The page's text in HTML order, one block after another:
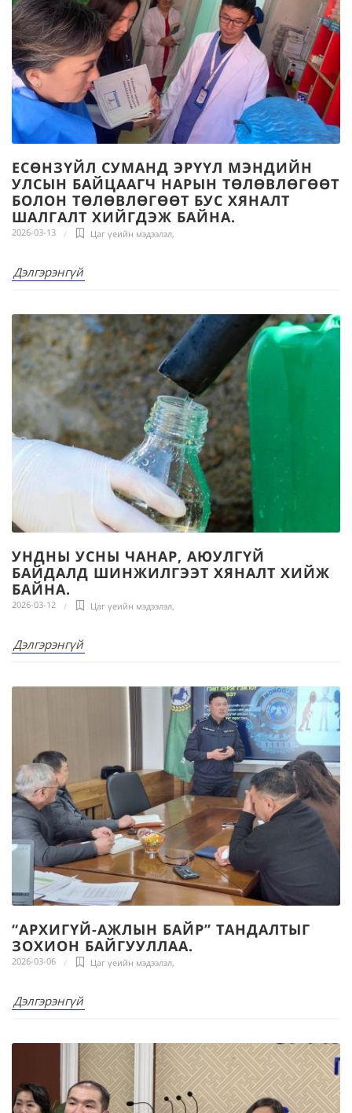
ЕСӨНЗҮЙЛ СУМАНД ЭРҮҮЛ МЭНДИЙН
УЛСЫН БАЙЦААГЧ НАРЫН ТӨЛӨВЛӨГӨӨТ
БОЛОН ТӨЛӨВЛӨГӨӨТ БУС ХЯНАЛТ
ШАЛГАЛТ ХИЙГДЭЖ БАЙНА.
2026-03-13 Цаг үеийн мэдээлэл,
Дэлгэрэнгүй
УНДНЫ УСНЫ ЧАНАР, АЮУЛГҮЙ
БАЙДАЛД ШИНЖИЛГЭЭТ ХЯНАЛТ ХИЙЖ
БАЙНА.
2026-03-12 Цаг үеийн мэдээлэл,
Дэлгэрэнгүй
“АРХИГҮЙ-АЖЛЫН БАЙР” ТАНДАЛТЫГ
ЗОХИОН БАЙГУУЛЛАА.
2026-03-06 Цаг үеийн мэдээлэл,
Дэлгэрэнгүй